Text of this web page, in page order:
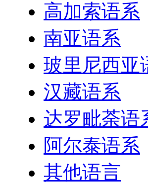
高加索语系
南亚语系
玻里尼西亚
汉藏语系
达罗毗荼语
阿尔泰语系
其他语言